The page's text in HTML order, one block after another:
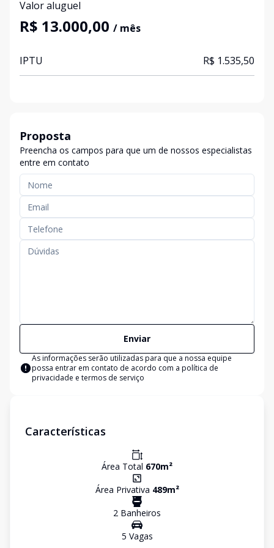
Valor aluguel
R$ 13.000,00 / mês
IPTU R$ 1.535,50
Proposta
Preencha os campos para que um de nossos especialistas
entre em contato
Enviar
As informações serão utilizadas para que a nossa equipe
possa entrar em contato de acordo com a política de
privacidade e termos de serviço
Características
Área Total 670m²
Área Privativa 489m²
2 Banheiros
5 Vagas